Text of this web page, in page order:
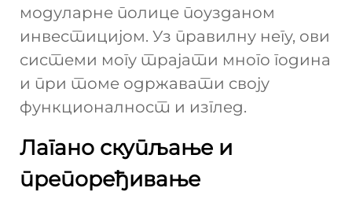
модуларне полице поузданом
инвестицијом. Уз правилну негу, ови
системи могу трајати много година
и при томе одржавати своју
функционалност и изглед.
Лагано скупљање и
препоређивање